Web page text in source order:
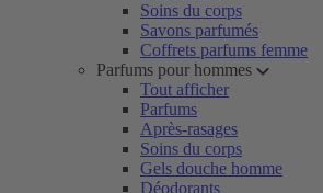
Soins du corps
Savons parfumés
Coffrets parfums femme
Parfums pour hommes
Tout afficher
Parfums
Après-rasages
Soins du corps
Gels douche homme
Déodorants